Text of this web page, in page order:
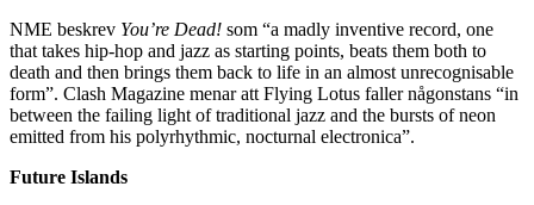
NME beskrev You’re Dead! som “a madly inventive record, one
that takes hip-hop and jazz as starting points, beats them both to
death and then brings them back to life in an almost unrecognisable
form”. Clash Magazine menar att Flying Lotus faller någonstans “in
between the failing light of traditional jazz and the bursts of neon
emitted from his polyrhythmic, nocturnal electronica”.
Future Islands